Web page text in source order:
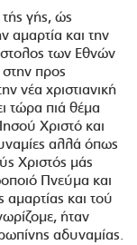
γής, ώς
και την
των Εθνών
προς
νέα χριστιανική
τώρα πιά θέμα
Χριστό και
αλλά όπως
Χριστός μάς
Πνεύμα και
και τού
ήταν
αδυναμίας.